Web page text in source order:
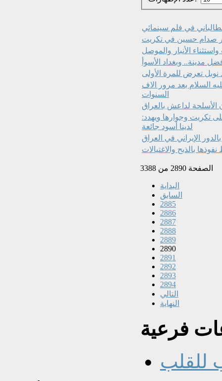
في فلم سينمائي
صدام حسين في تكريت
الأنبار والموصل
السلام بعد مرور الاف
السنوات
الأسلحة لداعش بالعراق
تكريت وجوارها ويهدد:
لدينا أسود جائعة
بالذبح والاغتيالات
الصفحة 2890 من 3388
البداية
السابق
2885
2886
2887
2888
2889
2890
2891
2892
2893
2894
التالي
النهاية
فرعية
للقلب